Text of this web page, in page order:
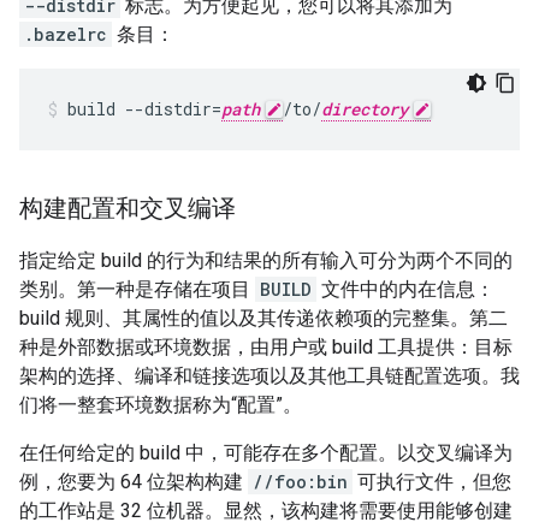
--distdir 标志。为方便起见，您可以将其添加为
.bazelrc 条目：
build --distdir=path /to/directory
构建配置和交叉编译
指定给定 build 的行为和结果的所有输入可分为两个不同的
类别。第一种是存储在项目
BUILD 文件中的内在信息：
build 规则、其属性的值以及其传递依赖项的完整集。第二
种是外部数据或环境数据，由用户或 build 工具提供：目标
架构的选择、编译和链接选项以及其他工具链配置选项。我
们将一整套环境数据称为“配置”。
在任何给定的 build 中，可能存在多个配置。以交叉编译为
例，您要为 64 位架构构建 //foo:bin 可执行文件，但您
的工作站是 32 位机器。显然，该构建将需要使用能够创建